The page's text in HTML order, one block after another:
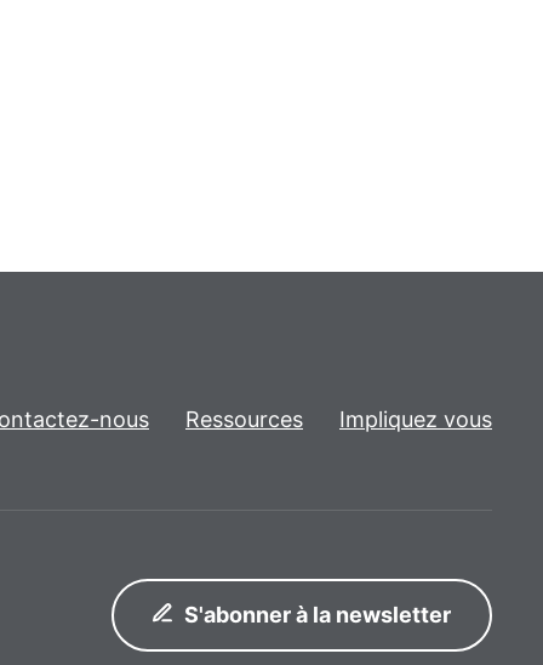
nous Ressources Impliquez vous
S'abonner à la newsletter